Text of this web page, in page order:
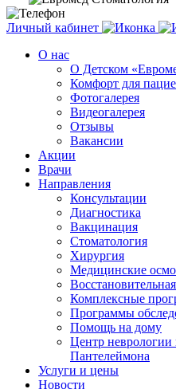
Личный кабинет
О нас
О Детском
Комфорт для
Фотогалерея
Видеогалерея
Отзывы
Вакансии
Акции
Врачи
Направления
Консультации
Диагностика
Вакцинация
Стоматология
Хирургия
Медицинские
Комплексные
Программы
Помощь на дому
Центр
Пантелеймона
Услуги и цены
Новости